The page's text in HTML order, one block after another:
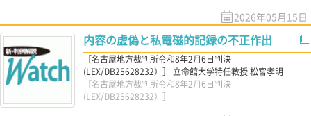
2026年05月15日
内容の虚偽と私電磁的記録の不正作出
［名古屋地方裁判所令和8年2月6日判決
(LEX/DB25628232）］ 立命館大学特任教授 松宮孝明
［名古屋地方裁判所令和8年2月6日判決
(LEX/DB25628232）］